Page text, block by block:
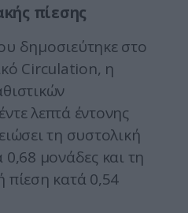
πίεσης
δημοσιεύτηκε στο
Circulation, η
λεπτά έντονης
τη συστολική
μονάδες και τη
πίεση κατά 0,54